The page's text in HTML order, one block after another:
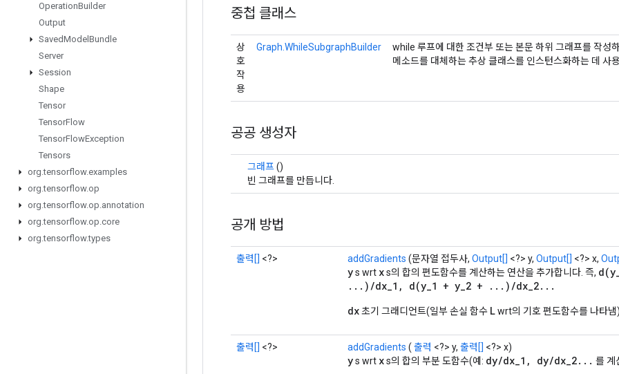
OperationBuilder
Output
SavedModel Bundle
Server
Session
Shape
Tensor
TensorFlow
TensorFlowException
Tensors
org.tensorflow.examples
org.tensorflow.op
org.tensorflow.op.annotation
org.tensorflow.op.core
org.tensorflow.types
중첩 클래스
상
호
작
용
Graph.WhileSubgraphBuilder
while 루프에 대한 조건부 또는 본문 하위 그래프를 작
메소드를 대체하는 추상 클래스를 인스턴스화하는 데 사
공공 생성자
그래프()
빈 그래프를 만듭니다.
공개 방법
출력[] <?> addGradients (문자열 접두사, Output[] <?> y, Output[] <?> x,
ys wrt xs의 합의 편도함수를 계산하는 연산을 추가합니다. 즉,
...)/dx_1, d(y_1 + y_2 + ...)/dx_2...
dx초기 그래디언트(일부 손실 함수 Lwrt의 기호 편도함수를 나타
출력[] <?> addGradients ( 출력 <?> y, 출력[] <?> x)
ys wrt xs의 합의 부분 도함수(예: dy/dx_1, dy/dx_2... 를 계